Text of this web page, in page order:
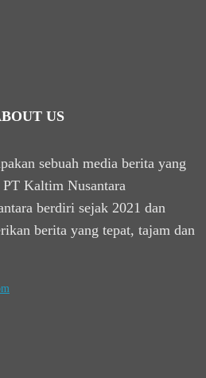
US
sebuah media berita yang
PT Kaltim Nusantara
berdiri sejak 2021 dan
berita yang tepat, tajam dan